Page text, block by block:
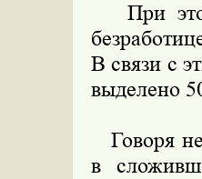
При
В связи с
выделено
Говоря
в